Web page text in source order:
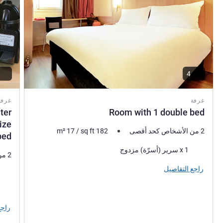
غرفة
Room with 1 double bed
4
2 من الأشخاص كحد أقصى m² 17/sq ft 182
فرش السرير
1 x سرير (أسرّة) مزدوج
راجع التفاصيل
2 من الأشخاص كحد أقصى